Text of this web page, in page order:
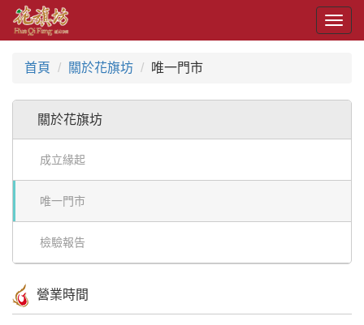
首頁
關於花旗坊 唯一門市
關於花旗坊
成立緣起
唯一門市
檢驗報告
營業時間